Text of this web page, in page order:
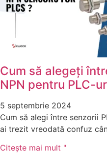
Cum să alegeți
NPN pentru PLC-
5 septembrie 2024
Cum să alegi între senzorii
ai trezit vreodată confuz
Citeşte mai mult "